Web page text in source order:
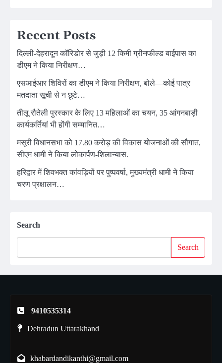
Recent Posts
दिल्ली-देहरादून कॉरिडोर से जुड़ी 12 किमी ग्रीनफील्ड बाईपास का
डीएम ने किया निरीक्षण…
एसआईआर शिविरों का डीएम ने किया निरीक्षण, बोले—कोई पात्र
मतदाता सूची से न छूटे…
तीलू रौतेली पुरस्कार के लिए 13 महिलाओं का चयन, 35 आंगनबाड़ी
कार्यकर्तियां भी होंगी सम्मानित…
मसूरी विधानसभा को 17.80 करोड़ की विकास योजनाओं की सौगात,
सीएम धामी ने किया लोकार्पण-शिलान्यास.
हरिद्वार में शिवभक्त कांवड़ियों पर पुष्पवर्षा, मुख्यमंत्री धामी ने किया
चरण प्रक्षालन…
Search
Search
9410535314
Dehradun Uttarakhand
khabardandikanthi@gmail.com